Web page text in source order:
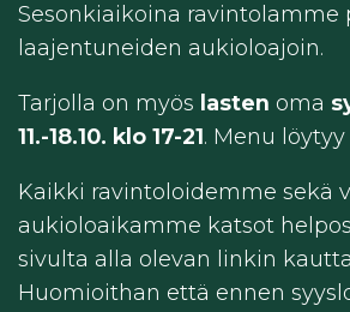
Sesonkiaikoina ravintolamme
laajentuneiden aukioloajoin.
Tarjolla on myös lasten oma
11.-18.10. klo 17-21. Menu löytyy
Kaikki ravintoloidemme sekä
aukioloaikamme katsot
sivulta alla olevan linkin
Huomioithan että ennen